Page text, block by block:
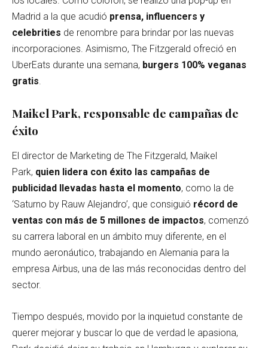
Madrid a la que acudió prensa, influencers y
celebrities de renombre para brindar por las nuevas
incorporaciones. Asimismo, The Fitzgerald ofreció en
UberEats durante una semana, burgers 100% veganas
gratis
Maikel Park, responsable de campañas de
éxito
El director de Marketing de The Fitzgerald, Maikel
Park, quien lidera con éxito las campañas de
publicidad llevadas hasta el momento, como la de
‘Saturno by Rauw Alejandro’, que consiguió récord de
ventas con más de 5 millones de impactos, comenzó
su carrera laboral en un ámbito muy diferente, en el
mundo aeronáutico, trabajando en Alemania para la
empresa Airbus, una de las más reconocidas dentro del
sector.
Tiempo después, movido por la inquietud constante de
querer mejorar y buscar lo que de verdad le apasiona,